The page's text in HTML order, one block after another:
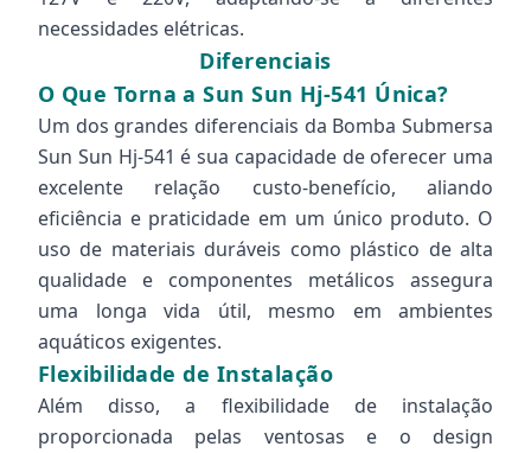
necessidades elétricas.
Diferenciais
O Que Torna a Sun Sun Hj-541 Única?
Um dos grandes diferenciais da Bomba Submersa
Sun Sun Hj-541 é sua capacidade de oferecer uma
excelente relação custo-benefício, aliando
eficiência e praticidade em um único produto. O
uso de materiais duráveis como plástico de alta
qualidade e componentes metálicos assegura
uma longa vida útil, mesmo em ambientes
aquáticos exigentes.
Flexibilidade de Instalação
Além disso, a flexibilidade de instalação
proporcionada pelas ventosas e o design